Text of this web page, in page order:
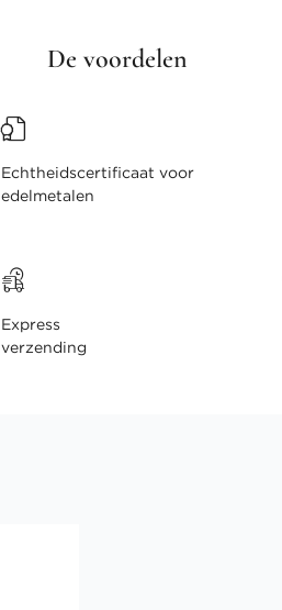
De voordelen
Echtheidscertificaat voor
edelmetalen
Express
verzending